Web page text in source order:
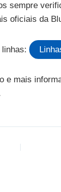
sempre
oficiais da
e mais